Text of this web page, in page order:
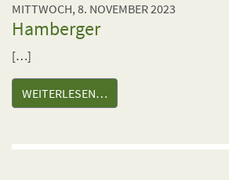
MITTWOCH, 8. NOVEMBER 2023
Hamberger
[…]
WEITERLESEN…